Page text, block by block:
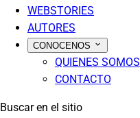
WEBSTORIES
AUTORES
CONOCENOS
QUIENES SOMOS
CONTACTO
Buscar en el sitio